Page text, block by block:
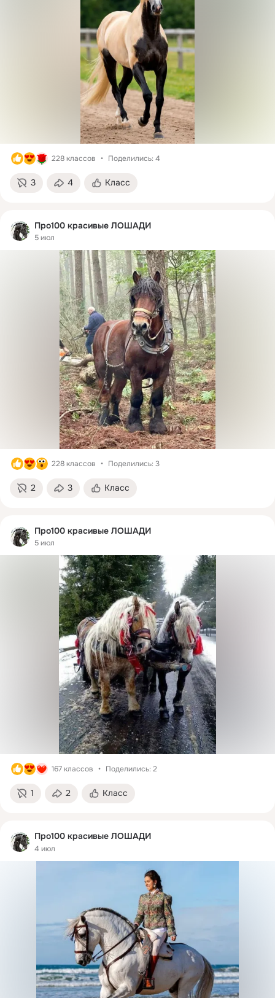
228 классов Поделились: 4
3 4 Класс
Про100 красивые ЛОШАДИ
5 июл
228 классов Поделились: 3
2 3 Класс
Про100 красивые ЛОШАДИ
5 июл
167 классов Поделились: 2
1 2 Класс
Про100 красивые ЛОШАДИ
4 июл